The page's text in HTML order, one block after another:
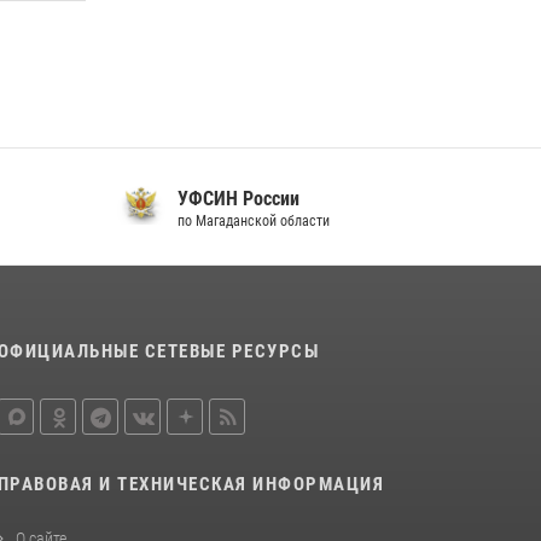
УФСИН России
по Магаданской области
СЕТЕВЫЕ РЕСУРСЫ
ПРАВОВАЯ И ТЕХНИЧЕСКАЯ ИНФОРМАЦИЯ